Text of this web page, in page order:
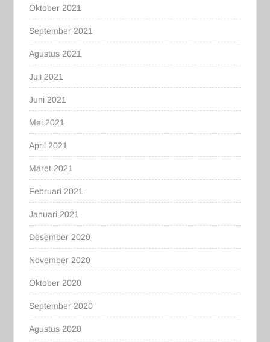
Oktober 2021
September 2021
Agustus 2021
Juli 2021
Juni 2021
Mei 2021
April 2021
Maret 2021
Februari 2021
Januari 2021
Desember 2020
November 2020
Oktober 2020
September 2020
Agustus 2020